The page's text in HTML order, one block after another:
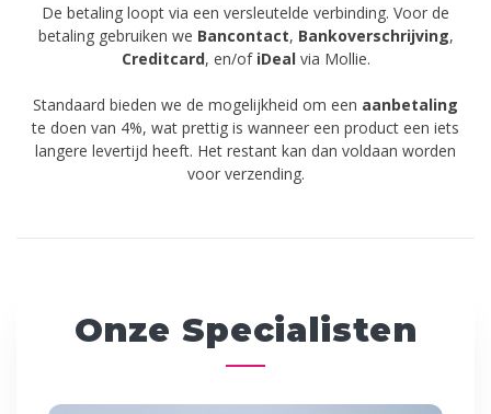
De betaling loopt via een versleutelde verbinding. Voor de
betaling gebruiken we Bancontact, Bankoverschrijving,
Creditcard, en/of iDeal via Mollie.
Standaard bieden we de mogelijkheid om een aanbetaling
te doen van 4%, wat prettig is wanneer een product een iets
langere levertijd heeft. Het restant kan dan voldaan worden
voor verzending.
Onze Specialisten